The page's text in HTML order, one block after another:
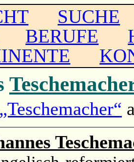
SUCHE
BERUFE